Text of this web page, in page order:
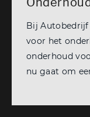
Bij Autobedrijf
voor het
onderhoud
nu gaat om